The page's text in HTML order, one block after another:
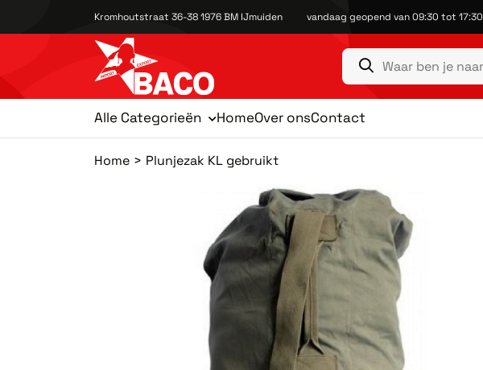
Kromhoutstraat 36-38 1976 BM IJmuiden vandaag geopend van 09:30 tot 17:30
Alle Categorieën HomeOver onsContact
Home Plunjezak KL gebruikt